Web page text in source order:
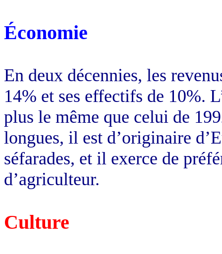
Économie
En deux décennies, les
14% et ses effectifs de 10%.
plus le même que celui de
longues, il est d’originaire
séfarades, et il exerce de
d’agriculteur.
Culture